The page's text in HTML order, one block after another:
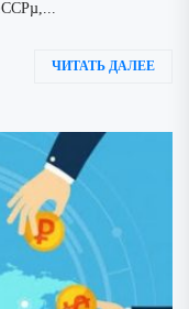
ЧИТАТЬ ДАЛЕЕ